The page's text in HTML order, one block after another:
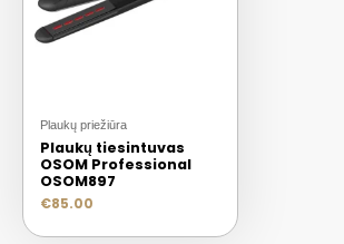
Plaukų priežiūra
Plaukų tiesintuvas
OSOM Professional
OSOM897
€85.00